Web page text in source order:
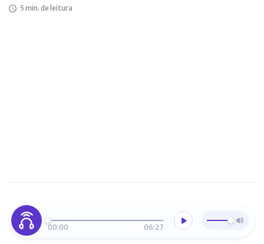
5 min. de leitura
00:00 06:27